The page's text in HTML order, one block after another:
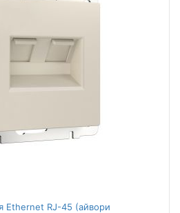
Ethernet RJ-45 (айвори